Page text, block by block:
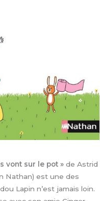
vont sur le pot » de Astrid
Nathan) est une des
Lapin n’est jamais loin.